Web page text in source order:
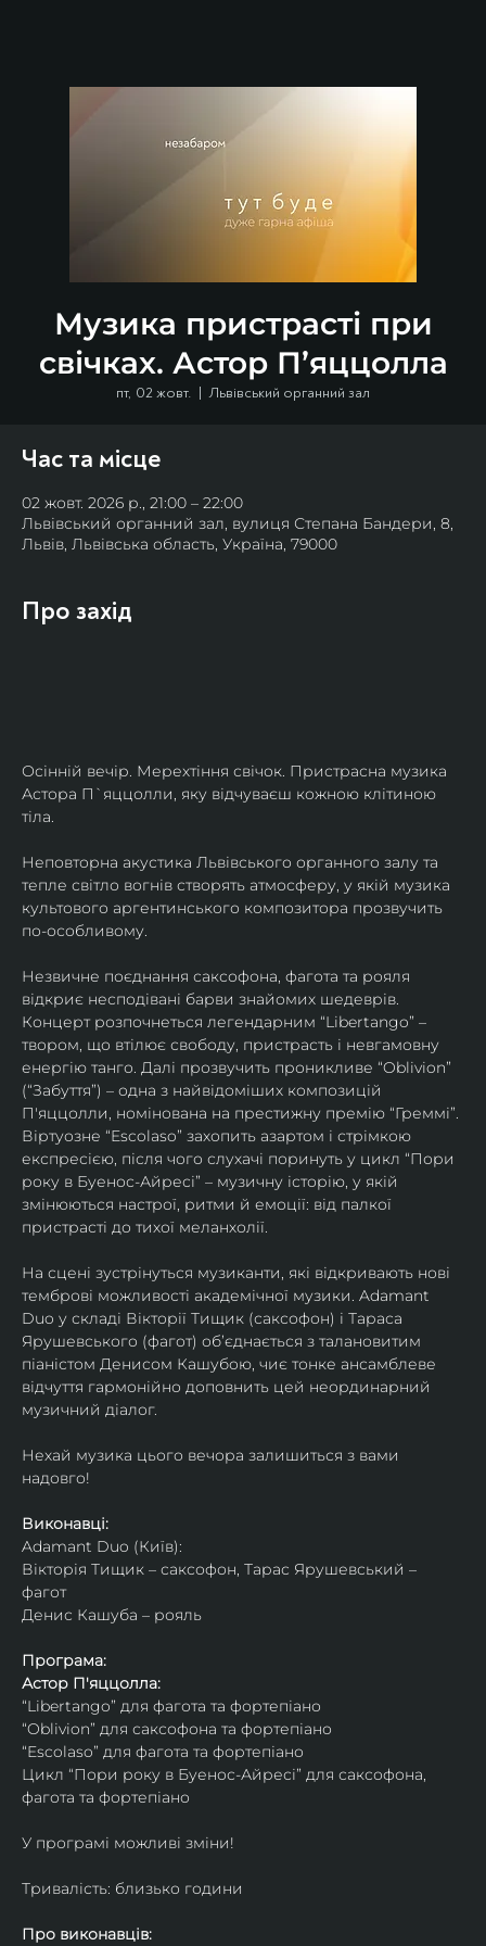
Музика пристрасті при
свічках. Астор П’яццолла
пт, 02 жовт.
  |
Львівський органний зал
Час та місце
02 жовт. 2026 р., 21:00 – 22:00
Львівський органний зал, вулиця Степана Бандери, 8,
Львів, Львівська область, Україна, 79000
Про захід
Осінній вечір. Мерехтіння свічок. Пристрасна музика
Астора П`яццолли, яку відчуваєш кожною клітиною
тіла.
Неповторна акустика Львівського органного залу та
тепле світло вогнів створять атмосферу, у якій музика
культового аргентинського композитора прозвучить
по-особливому.
Незвичне поєднання саксофона, фагота та рояля
відкриє несподівані барви знайомих шедеврів.
Концерт розпочнеться легендарним “Libertango” –
твором, що втілює свободу, пристрасть і невгамовну
енергію танго. Далі прозвучить проникливе “Oblivion”
(“Забуття”) – одна з найвідоміших композицій
П'яццолли, номінована на престижну премію “Греммі”.
Віртуозне “Escolaso” захопить азартом і стрімкою
експресією, після чого слухачі поринуть у цикл “Пори
року в Буенос-Айресі” – музичну історію, у якій
змінюються настрої, ритми й емоції: від палкої
пристрасті до тихої меланхолії.
На сцені зустрінуться музиканти, які відкривають нові
темброві можливості академічної музики. Adamant
Duo у складі Вікторії Тищик (саксофон) і Тараса
Ярушевського (фагот) об’єднається з талановитим
піаністом Денисом Кашубою, чиє тонке ансамблеве
відчуття гармонійно доповнить цей неординарний
музичний діалог.
Нехай музика цього вечора залишиться з вами
надовго!
Виконавці:
Adamant Duo (Київ):
Вікторія Тищик – саксофон, Тарас Ярушевський –
фагот
Денис Кашуба – рояль
Програма:
Астор П'яццолла:
“Libertango” для фагота та фортепіано
“Oblivion” для саксофона та фортепіано
“Escolaso” для фагота та фортепіано
Цикл “Пори року в Буенос-Айресі” для саксофона,
фагота та фортепіано
У програмі можливі зміни!
Тривалість: близько години
Про виконавців: